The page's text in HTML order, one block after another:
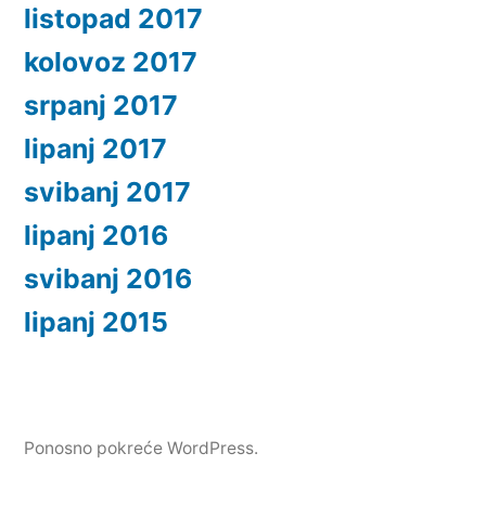
listopad 2017
kolovoz 2017
srpanj 2017
lipanj 2017
svibanj 2017
lipanj 2016
svibanj 2016
lipanj 2015
Ponosno pokreće WordPress.